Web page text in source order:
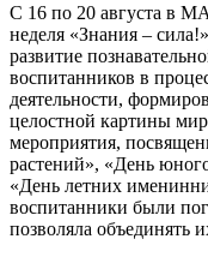
С 16 по 20 августа в
неделя «Знания –
развитие
воспитанников в
деятельности,
целостной картины
мероприятия,
растений», «День
«День летних
воспитанники были
позволяла объединять